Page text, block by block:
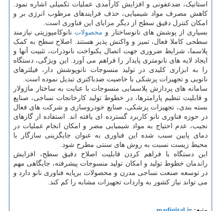
استاتیک، ضدعفونی و افزایش کارآمدی عملیات تکمیلی اشاره نمود.
کاهش مصرف مواد شیمیایی، حذف فرایندهای مرطوب انرژی بر و
امکان کنترل دقیق سطح از دیگر مزایای این فناوری است.
بسیاری از پوشش های نانوساختار و محصولات نانوکامپوزیتی نیازمند
سطحی کاملا فعال، تمیز و واکنش پذیر هستند. اصلاح سطح به کمک
پلاسما، شرایط ضروری جهت اتصال یکنواخت نانوذرات، تثبیت آنها و
ایجاد لایه های نانومتری پایدار را فراهم می آورد. این ویژگی، دستگاه
را به ابزاری کلیدی در تولید منسوجات نانوپوشش دار، فیلترهای
نانویی و تجهیزات پزشکی با خاصیت ضدباکتری تبدیل نموده است.
سامانه های پردازش پلاسمایی منسوجات با عنایت به ساختار ماژولار
و قابلیت تنظیم پارامترها، در خطوط تولید کارخانجات نساجی، صنایع
بسته بندی، تجهیزات پزشکی، صنایع خودروسازی و شرکت های فعال
در حوزه فناوری نانو کاربرد گسترده ای یافته اند. استفاده از گازهای
نجیب، عدم احتیاج به مواد شیمیایی مضر و امکان انجام عملیات در
دمای پایین سبب شده این فناوری به عنوان جایگزینی سازگار با
محیط زیست نسبت به روش های سنتی مطرح شود.
این دستگاه با فراهم کردن قابلیت اصلاح دقیق سطح، افزایش
راندمان خطوط تولید و امکان تولید منسوجات پیشرفته، جایگاهی مهم
در توسعه صنعت نساجی مدرن و محصولات برپایه فناوری نانو دارد و
می تواند نیاز کشور به واردات تجهیزات مشابه را کم کند.